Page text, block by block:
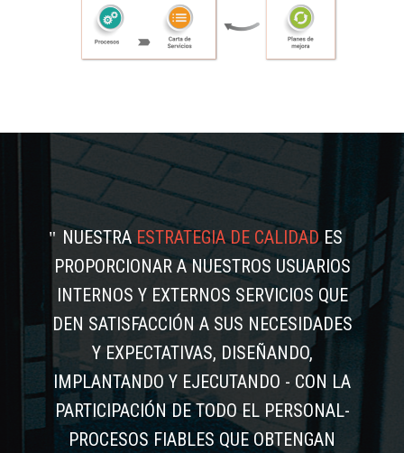
NUESTRAESTRATEGIA DE CALIDADES
PROPORCIONAR A NUESTROS USUARIOS
INTERNOS Y EXTERNOS SERVICIOS QUE
DEN SATISFACCIÓN A SUS NECESIDADES
Y EXPECTATIVAS, DISEÑANDO,
IMPLANTANDO Y EJECUTANDO - CON LA
PARTICIPACIÓN DE TODO EL PERSONAL-
PROCESOS FIABLES QUE OBTENGAN